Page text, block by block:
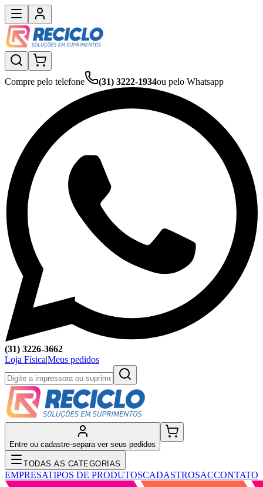
Compre pelo telefone (31) 3222-1934ou pelo Whatsapp
(31) 3226-3662
Loja Física|Meus pedidos
Entre ou cadastre-separa ver seus pedidos
TODAS AS CATEGORIAS
EMPRESATIPOS DE PRODUTOSCADASTROSACCONTATO